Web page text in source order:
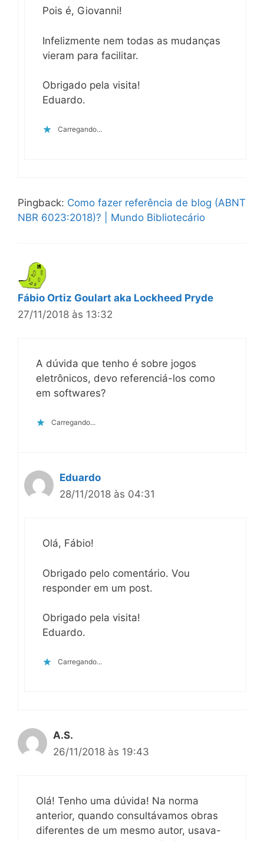
Pois é, Giovanni!
Infelizmente nem todas as mudanças
vieram para facilitar.
Obrigado pela visita!
Eduardo.
Carregando...
Pingback: Como fazer referência de blog (ABNT
NBR 6023:2018)? | Mundo Bibliotecário
Fábio Ortiz Goulart aka Lockheed Pryde
27/11/2018 às 13:32
A dúvida que tenho é sobre jogos
eletrônicos, devo referenciá-los como
em softwares?
Carregando...
Eduardo
28/11/2018 às 04:31
Olá, Fábio!
Obrigado pelo comentário. Vou
responder em um post.
Obrigado pela visita!
Eduardo.
Carregando...
A.S.
26/11/2018 às 19:43
Olá! Tenho uma dúvida! Na norma
anterior, quando consultávamos obras
diferentes de um mesmo autor, usava-